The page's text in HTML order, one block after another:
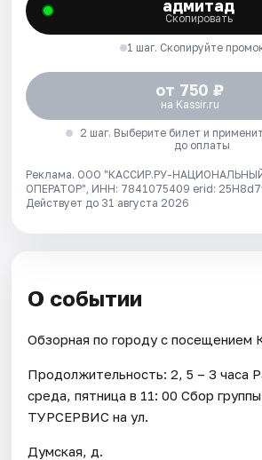
адмитад
Скопировать
1 шаг. Скопируйте
от 750 ₽
на Kassir.ru
2 шаг. Выберите билет и
до оплаты
Реклама. ООО "КАССИР.РУ-
ОПЕРАТОР", ИНН: 7841075409 erid:
Действует до 31 августа 2026
О событии
Обзорная по городу с посещением
Продолжительность: 2, 5 – 3 часа
среда, пятница в 11: 00 Сбор
ТУРСЕРВИС на ул.
Думская, д.